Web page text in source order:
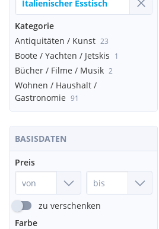
Kategorie
Antiquitäten / Kunst 23
Boote / Yachten / Jetskis 1
Bücher / Filme / Musik 2
Wohnen / Haushalt /
Gastronomie 91
BASISDATEN
Preis
zu verschenken
Farbe